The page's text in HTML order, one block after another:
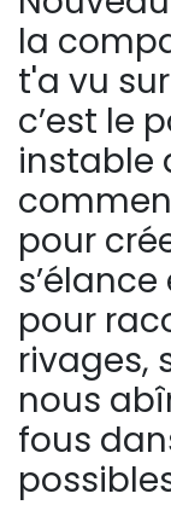
la
t'a vu
c’est le
instable
pour
pour
rivages,
nous
fous